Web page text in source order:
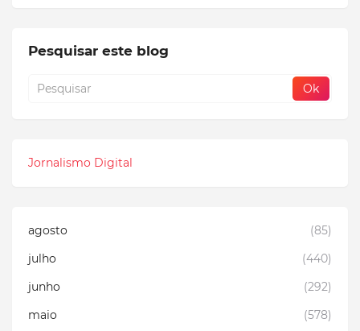
Pesquisar este blog
Jornalismo Digital
agosto
(85)
julho
(440)
junho
(292)
maio
(578)